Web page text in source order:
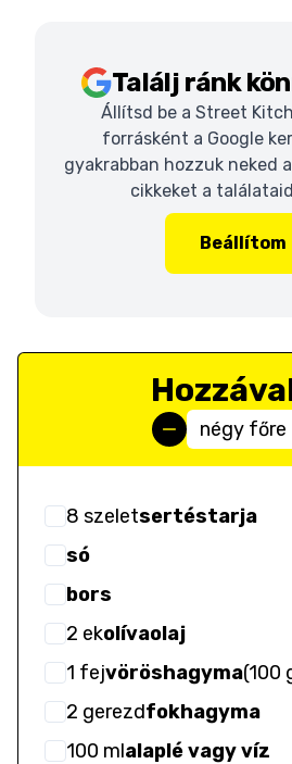
Találj ránk
Állítsd be a Street
forrásként a Google
gyakrabban hozzuk neked
cikkeket a
Beállítom
négy főre
8 szeletsertéstarja
só
bors
2 ekolívaolaj
1 fejvöröshagyma(100
2 gerezdfokhagyma
100 mlalaplé vagy víz